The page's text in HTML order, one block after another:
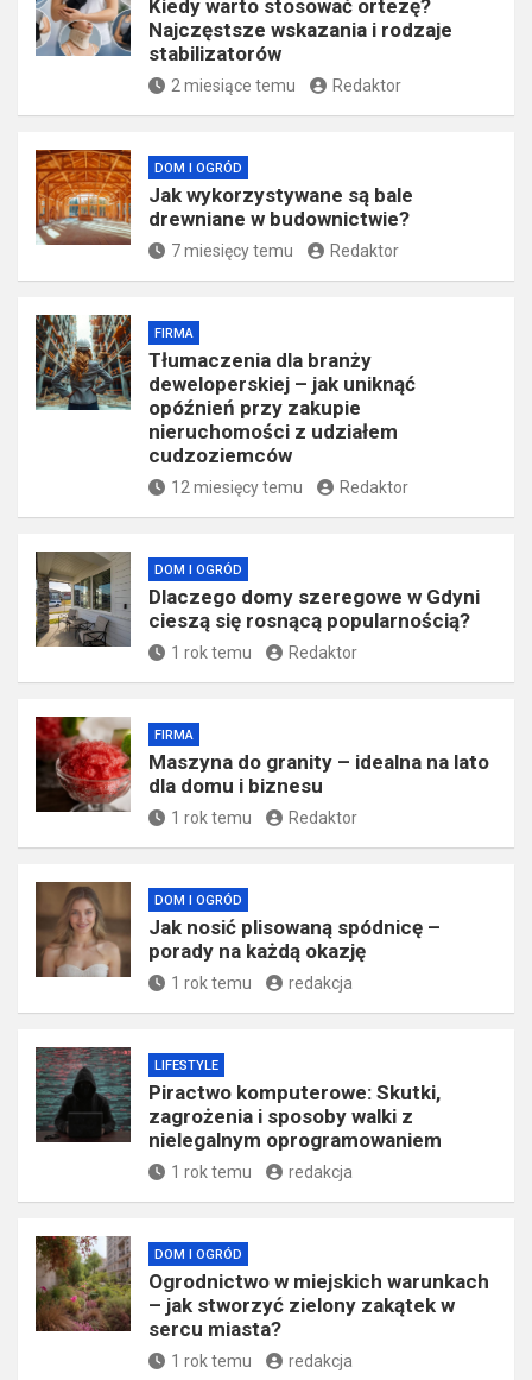
Kiedy warto stosować ortezę?
Najczęstsze wskazania i rodzaje
stabilizatorów
2 miesiące temu Redaktor
DOM I OGRÓD
Jak wykorzystywane są bale
drewniane w budownictwie?
7 miesięcy temu Redaktor
FIRMA
Tłumaczenia dla branży
deweloperskiej – jak uniknąć
opóźnień przy zakupie
nieruchomości z udziałem
cudzoziemców
12 miesięcy temu Redaktor
DOM I OGRÓD
Dlaczego domy szeregowe w Gdyni
cieszą się rosnącą popularnością?
1 rok temu Redaktor
FIRMA
​Maszyna do granity – idealna na lato
dla domu i biznesu
1 rok temu Redaktor
DOM I OGRÓD
Jak nosić plisowaną spódnicę –
porady na każdą okazję
1 rok temu redakcja
LIFESTYLE
Piractwo komputerowe: Skutki,
zagrożenia i sposoby walki z
nielegalnym oprogramowaniem
1 rok temu redakcja
DOM I OGRÓD
Ogrodnictwo w miejskich warunkach
– jak stworzyć zielony zakątek w
sercu miasta?
1 rok temu redakcja